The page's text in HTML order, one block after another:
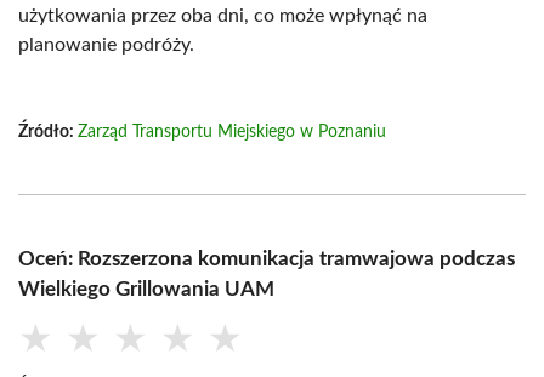
użytkowania przez oba dni, co może wpłynąć na
planowanie podróży.
Źródło: Zarząd Transportu Miejskiego w Poznaniu
Oceń: Rozszerzona komunikacja tramwajowa podczas
Wielkiego Grillowania UAM
★ ★ ★ ★ ★